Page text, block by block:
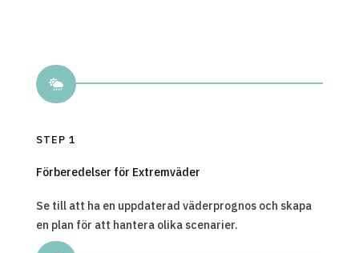

STEP 1
Förberedelser för Extremväder
Se till att ha en uppdaterad väderprognos och skapa
en plan för att hantera olika scenarier.